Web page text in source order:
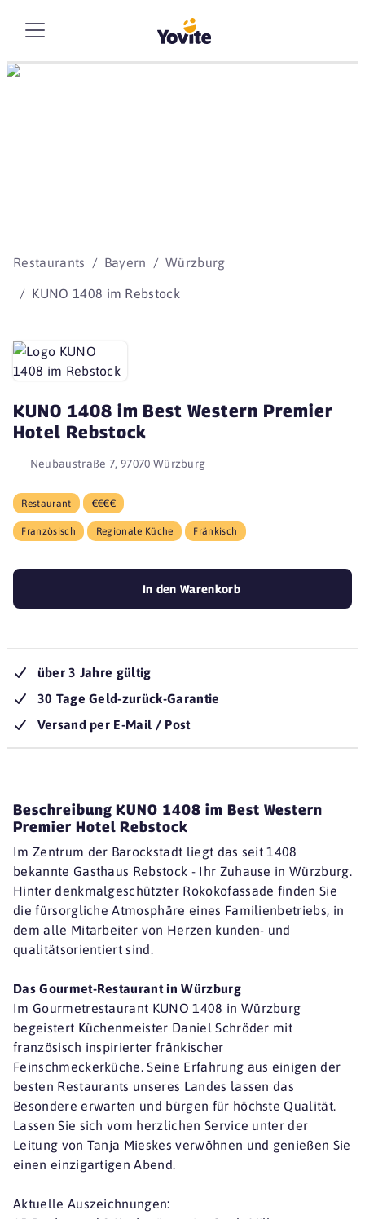
Restaurants Bayern Würzburg
KUNO 1408 im Rebstock
KUNO 1408 im Best Western Premier
Hotel Rebstock
Neubaustraße 7, 97070 Würzburg
Restaurant €€€€
Französisch Regionale Küche Fränkisch
In den Warenkorb
über 3 Jahre gültig
30 Tage Geld-zurück-Garantie
Versand per E-Mail / Post
Beschreibung KUNO 1408 im Best Western
Premier Hotel Rebstock
Im Zentrum der Barockstadt liegt das seit 1408
bekannte Gasthaus Rebstock - Ihr Zuhause in Würzburg.
Hinter denkmalgeschützter Rokokofassade finden Sie
die fürsorgliche Atmosphäre eines Familienbetriebs, in
dem alle Mitarbeiter von Herzen kunden- und
qualitätsorientiert sind.
Das Gourmet-Restaurant in Würzburg
Im Gourmetrestaurant KUNO 1408 in Würzburg
begeistert Küchenmeister Daniel Schröder mit
französisch inspirierter fränkischer
Feinschmeckerküche. Seine Erfahrung aus einigen der
besten Restaurants unseres Landes lassen das
Besondere erwarten und bürgen für höchste Qualität.
Lassen Sie sich vom herzlichen Service unter der
Leitung von Tanja Mieskes verwöhnen und genießen Sie
einen einzigartigen Abend.
Aktuelle Auszeichnungen: